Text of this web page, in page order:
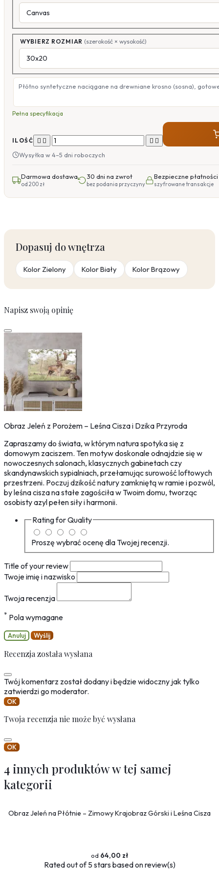
WYBIERZ ROZMIAR (szerokość × wysokość)
Płótno syntetyczne naciągane na drewniane krosno (sosna),
Pełna specyfikacja
ILOŚĆ    
Wysyłka w 4–5 dni roboczych
Darmowa dostawa
od 200 zł
30 dni na zwrot
bez podania przyczyny
Bezpieczne płatności
szyfrowane transakcje
Dopasuj do wnętrza
Kolor Zielony Kolor Biały Kolor Brązowy
Napisz swoją opinię
Obraz Jeleń z Porożem – Leśna Cisza i Dzika Przyroda
Zapraszamy do świata, w którym natura spotyka się z
domowym zaciszem. Ten motyw doskonale odnajdzie się w
nowoczesnych salonach, klasycznych gabinetach czy
skandynawskich sypialniach, przełamując surowość loftowych
przestrzeni. Poczuj dzikość natury zamkniętą w ramie i pozwól,
by leśna cisza na stałe zagościła w Twoim domu, tworząc
osobisty azyl pełen siły i harmonii.
Rating forQuality
Proszę wybrać ocenę dla Twojej recenzji.
Title of your review
Twoje imię i nazwisko
Twoja recenzja
* Pola wymagane
Anuluj Wyślij
Recenzja została wysłana
Twój komentarz został dodany i będzie widoczny jak tylko
zatwierdzi go moderator.
OK
Twoja recenzja nie może być wysłana
OK
4 innych produktów w tej samej
kategorii
Obraz Jeleń na Płótnie – Zimowy Krajobraz Górski i Leśna Cisza
64,00 zł
Ratedout of 5 stars based onreview(s)